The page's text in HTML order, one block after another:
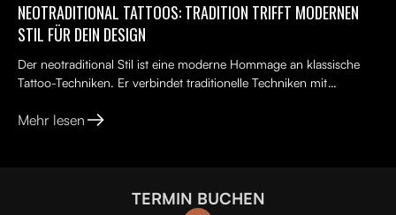
NEOTRADITIONAL TATTOOS: TRADITION TRIFFT MODERNEN
STIL FÜR DEIN DESIGN
Der neotraditional Stil ist eine moderne Hommage an klassische
Tattoo-Techniken. Er verbindet traditionelle Techniken mit
Mehr lesen
TERMIN BUCHEN